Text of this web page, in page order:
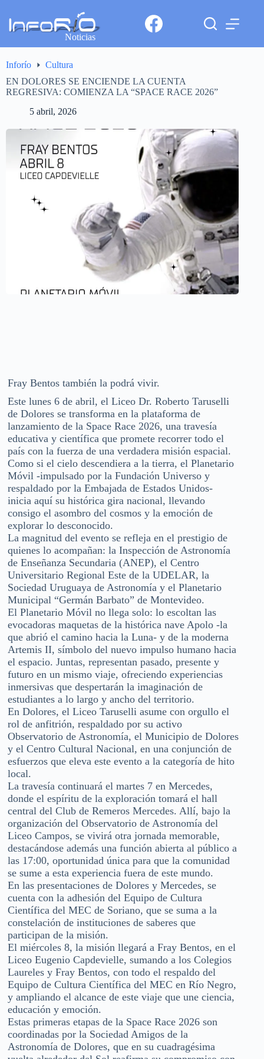
Noticias
Inforío
Cultura
EN DOLORES SE ENCIENDE LA CUENTA
REGRESIVA: COMIENZA LA “SPACE RACE 2026”
5 abril, 2026
Fray Bentos también la podrá vivir.
Este lunes 6 de abril, el Liceo Dr. Roberto Taruselli
de Dolores se transforma en la plataforma de
lanzamiento de la Space Race 2026, una travesía
educativa y científica que promete recorrer todo el
país con la fuerza de una verdadera misión espacial.
Como si el cielo descendiera a la tierra, el Planetario
Móvil -impulsado por la Fundación Universo y
respaldado por la Embajada de Estados Unidos-
inicia aquí su histórica gira nacional, llevando
consigo el asombro del cosmos y la emoción de
explorar lo desconocido.
La magnitud del evento se refleja en el prestigio de
quienes lo acompañan: la Inspección de Astronomía
de Enseñanza Secundaria (ANEP), el Centro
Universitario Regional Este de la UDELAR, la
Sociedad Uruguaya de Astronomía y el Planetario
Municipal “Germán Barbato” de Montevideo.
El Planetario Móvil no llega solo: lo escoltan las
evocadoras maquetas de la histórica nave Apolo -la
que abrió el camino hacia la Luna- y de la moderna
Artemis II, símbolo del nuevo impulso humano hacia
el espacio. Juntas, representan pasado, presente y
futuro en un mismo viaje, ofreciendo experiencias
inmersivas que despertarán la imaginación de
estudiantes a lo largo y ancho del territorio.
En Dolores, el Liceo Taruselli asume con orgullo el
rol de anfitrión, respaldado por su activo
Observatorio de Astronomía, el Municipio de Dolores
y el Centro Cultural Nacional, en una conjunción de
esfuerzos que eleva este evento a la categoría de hito
local.
La travesía continuará el martes 7 en Mercedes,
donde el espíritu de la exploración tomará el hall
central del Club de Remeros Mercedes. Allí, bajo la
organización del Observatorio de Astronomía del
Liceo Campos, se vivirá otra jornada memorable,
destacándose además una función abierta al público a
las 17:00, oportunidad única para que la comunidad
se sume a esta experiencia fuera de este mundo.
En las presentaciones de Dolores y Mercedes, se
cuenta con la adhesión del Equipo de Cultura
Científica del MEC de Soriano, que se suma a la
constelación de instituciones de saberes que
participan de la misión.
El miércoles 8, la misión llegará a Fray Bentos, en el
Liceo Eugenio Capdevielle, sumando a los Colegios
Laureles y Fray Bentos, con todo el respaldo del
Equipo de Cultura Científica del MEC en Río Negro,
y ampliando el alcance de este viaje que une ciencia,
educación y emoción.
Estas primeras etapas de la Space Race 2026 son
coordinadas por la Sociedad Amigos de la
Astronomía de Dolores, que en su cuadragésima